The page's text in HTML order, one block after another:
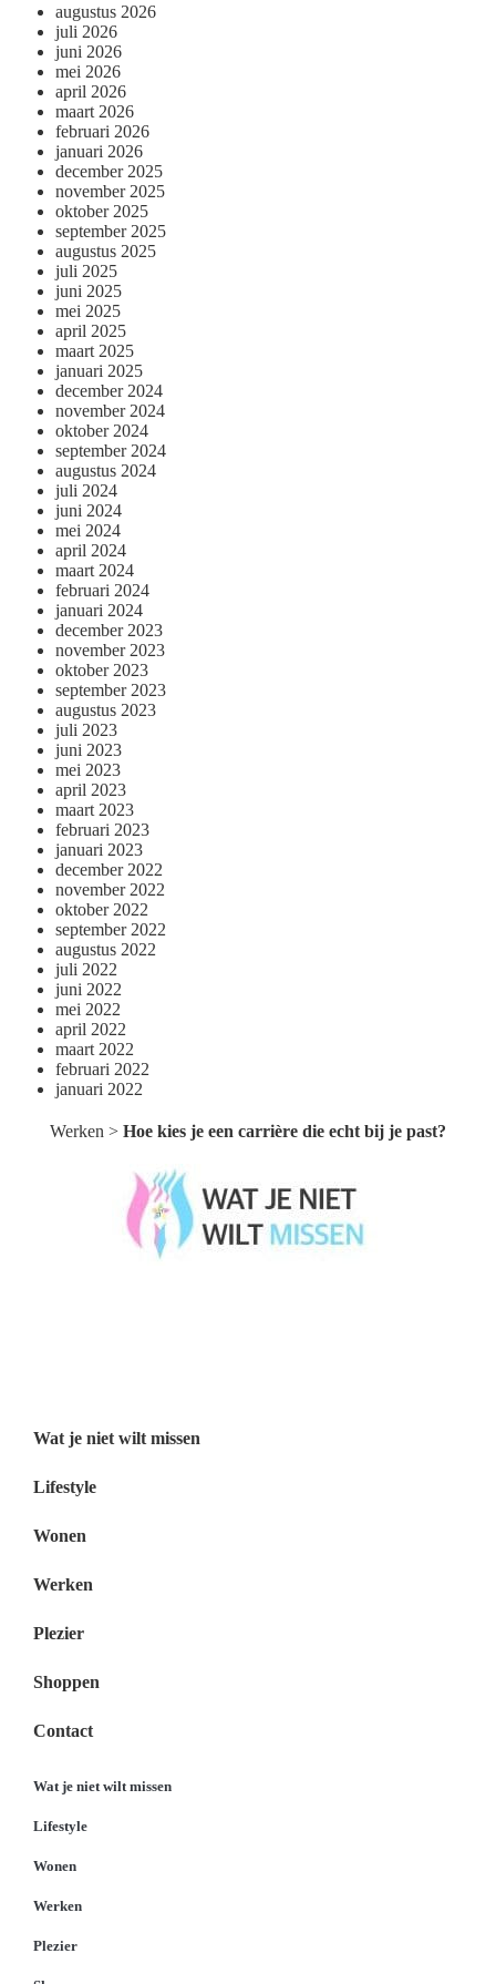
augustus 2026
juli 2026
juni 2026
mei 2026
april 2026
maart 2026
februari 2026
januari 2026
december 2025
november 2025
oktober 2025
september 2025
augustus 2025
juli 2025
juni 2025
mei 2025
april 2025
maart 2025
januari 2025
december 2024
november 2024
oktober 2024
september 2024
augustus 2024
juli 2024
juni 2024
mei 2024
april 2024
maart 2024
februari 2024
januari 2024
december 2023
november 2023
oktober 2023
september 2023
augustus 2023
juli 2023
juni 2023
mei 2023
april 2023
maart 2023
februari 2023
januari 2023
december 2022
november 2022
oktober 2022
september 2022
augustus 2022
juli 2022
juni 2022
mei 2022
april 2022
maart 2022
februari 2022
januari 2022
Werken > Hoe kies je een carrière die echt bij je past?
Wat je niet wilt missen
Lifestyle
Wonen
Werken
Plezier
Shoppen
Contact
Wat je niet wilt missen
Lifestyle
Wonen
Werken
Plezier